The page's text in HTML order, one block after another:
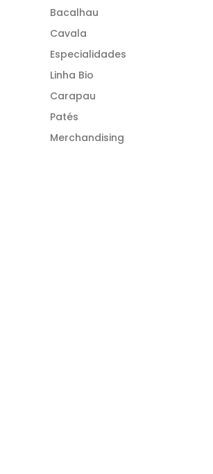
Bacalhau
Cavala
Especialidades
Linha Bio
Carapau
Patés
Merchandising